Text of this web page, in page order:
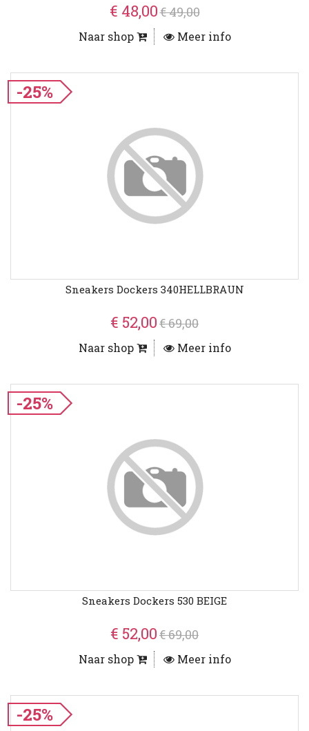
€ 48,00€ 49,00
Naar shop Meer info
-25%
Sneakers Dockers 340HELLBRAUN
€ 52,00€ 69,00
Naar shop Meer info
-25%
Sneakers Dockers 530 BEIGE
€ 52,00€ 69,00
Naar shop Meer info
-25%